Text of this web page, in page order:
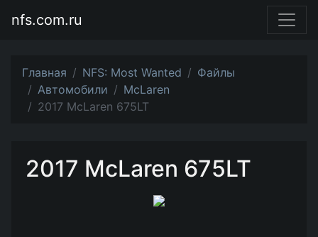
nfs.com.ru
Главная NFS: Most Wanted
Файлы
Автомобили
McLaren
2017 McLaren 675LT
2017 McLaren 675LT